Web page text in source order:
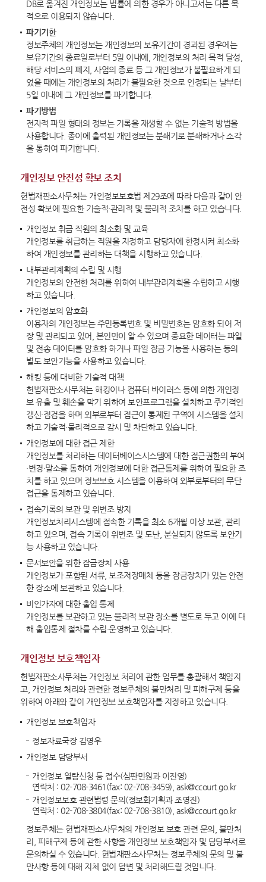
DB로 옮겨진 개인정보는 법률에 의한 경우가 아니고서는 다른 목
적으로 이용되지 않습니다.
파기기한
정보주체의 개인정보는 개인정보의 보유기간이 경과된 경우에는
보유기간의 종료일로부터 5일 이내에, 개인정보의 처리 목적 달성,
해당 서비스의 폐지, 사업의 종료 등 그 개인정보가 불필요하게 되
었을 때에는 개인정보의 처리가 불필요한 것으로 인정되는 날부터
5일 이내에 그 개인정보를 파기합니다.
파기방법
전자적 파일 형태의 정보는 기록을 재생할 수 없는 기술적 방법을
사용합니다. 종이에 출력된 개인정보는 분쇄기로 분쇄하거나 소각
을 통하여 파기합니다.
개인정보 안전성 확보 조치
헌법재판소사무처는 개인정보보호법 제29조에 따라 다음과 같이 안
전성 확보에 필요한 기술적·관리적 및 물리적 조치를 하고 있습니다.
개인정보 취급 직원의 최소화 및 교육
개인정보를 취급하는 직원을 지정하고 담당자에 한정시켜 최소화
하여 개인정보를 관리하는 대책을 시행하고 있습니다.
내부관리계획의 수립 및 시행
개인정보의 안전한 처리를 위하여 내부관리계획을 수립하고 시행
하고 있습니다.
개인정보의 암호화
이용자의 개인정보는 주민등록번호 및 비밀번호는 암호화 되어 저
장 및 관리되고 있어, 본인만이 알 수 있으며 중요한 데이터는 파일
및 전송 데이터를 암호화 하거나 파일 잠금 기능을 사용하는 등의
별도 보안기능을 사용하고 있습니다.
해킹 등에 대비한 기술적 대책
헌법재판소사무처는 해킹이나 컴퓨터 바이러스 등에 의한 개인정
보 유출 및 훼손을 막기 위하여 보안프로그램을 설치하고 주기적인
갱신·점검을 하며 외부로부터 접근이 통제된 구역에 시스템을 설치
하고 기술적·물리적으로 감시 및 차단하고 있습니다.
개인정보에 대한 접근 제한
개인정보를 처리하는 데이터베이스시스템에 대한 접근권한의 부여
·변경·말소를 통하여 개인정보에 대한 접근통제를 위하여 필요한 조
치를 하고 있으며 정보보호 시스템을 이용하여 외부로부터의 무단
접근을 통제하고 있습니다.
접속기록의 보관 및 위변조 방지
개인정보처리시스템에 접속한 기록을 최소 6개월 이상 보관, 관리
하고 있으며, 접속 기록이 위변조 및 도난, 분실되지 않도록 보안기
능 사용하고 있습니다.
문서보안을 위한 잠금장치 사용
개인정보가 포함된 서류, 보조저장매체 등을 잠금장치가 있는 안전
한 장소에 보관하고 있습니다.
비인가자에 대한 출입 통제
개인정보를 보관하고 있는 물리적 보관 장소를 별도로 두고 이에 대
해 출입통제 절차를 수립·운영하고 있습니다.
개인정보 보호책임자
헌법재판소사무처는 개인정보 처리에 관한 업무를 총괄해서 책임지
고, 개인정보 처리와 관련한 정보주체의 불만처리 및 피해구제 등을
위하여 아래와 같이 개인정보 보호책임자를 지정하고 있습니다.
개인정보 보호책임자
정보자료국장 김영우
개인정보 담당부서
개인정보 열람신청 등 접수(심판민원과 이진영)
연락처 : 02-708-3461(fax: 02-708-3459), ask@ccourt.go.kr
개인정보보호 관련법령 문의(정보화기획과 조영진)
연락처 : 02-708-3804(fax: 02-708-3810), ask@ccourt.go.kr
정보주체는 헌법재판소사무처의 개인정보 보호 관련 문의, 불만처
리, 피해구제 등에 관한 사항을 개인정보 보호책임자 및 담당부서로
문의하실 수 있습니다. 헌법재판소사무처는 정보주체의 문의 및 불
만사항 등에 대해 지체 없이 답변 및 처리해드릴 것입니다.